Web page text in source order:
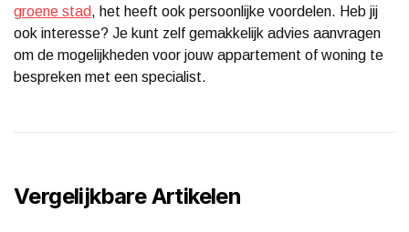
groene stad, het heeft ook persoonlijke voordelen. Heb jij
ook interesse? Je kunt zelf gemakkelijk advies aanvragen
om de mogelijkheden voor jouw appartement of woning te
bespreken met een specialist.
Vergelijkbare Artikelen